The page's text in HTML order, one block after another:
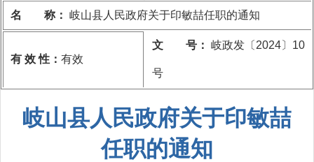
名 称： 岐山县人民政府关于印敏喆任职的通知
有 效 性： 有效
文 号： 岐政发〔2024〕10
号
岐山县人民政府关于印敏喆
任职的通知